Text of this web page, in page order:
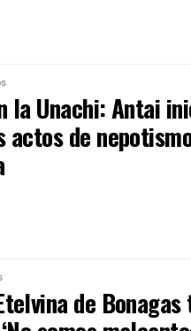
la Unachi: Antai
actos de
de